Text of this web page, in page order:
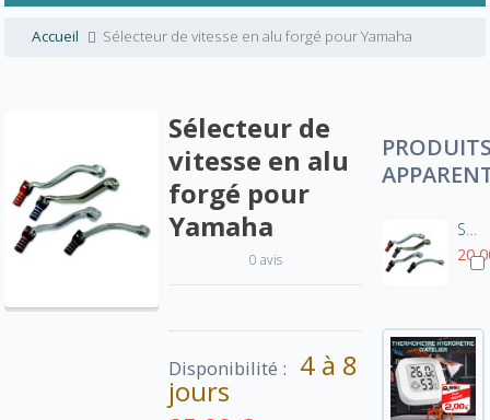
Accueil Sélecteur de vitesse en alu forgé pour Yamaha
Sélecteur de
vitesse en alu
forgé pour
Yamaha
0 avis
Disponibilité : 4 à 8
jours
Sélecteur de vitesse en alu forgé pour Gas Gas